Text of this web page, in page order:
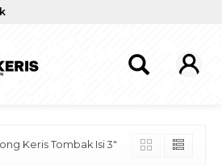
Keris Tombak Isi 3"